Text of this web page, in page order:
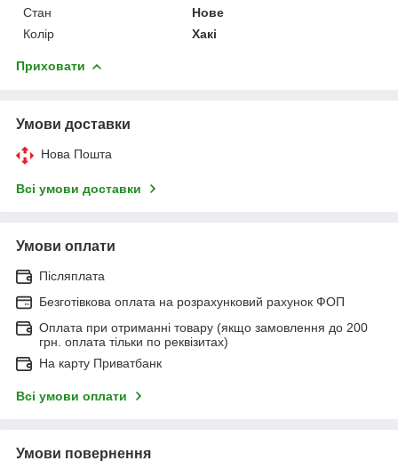
Стан
Нове
Колір
Хакі
Приховати
Умови доставки
Нова Пошта
Всі умови доставки
Умови оплати
Післяплата
Безготівкова оплата на розрахунковий рахунок ФОП
Оплата при отриманні товару (якщо замовлення до 200
грн. оплата тільки по реквізитах)
На карту Приватбанк
Всі умови оплати
Умови повернення